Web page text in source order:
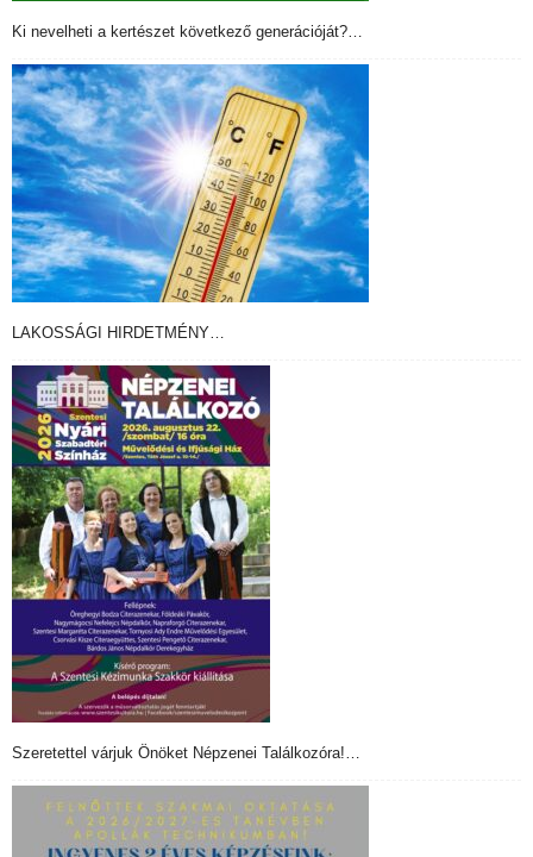
Ki nevelheti a kertészet következő generációját?…
LAKOSSÁGI HIRDETMÉNY…
Szeretettel várjuk Önöket Népzenei Találkozóra!…